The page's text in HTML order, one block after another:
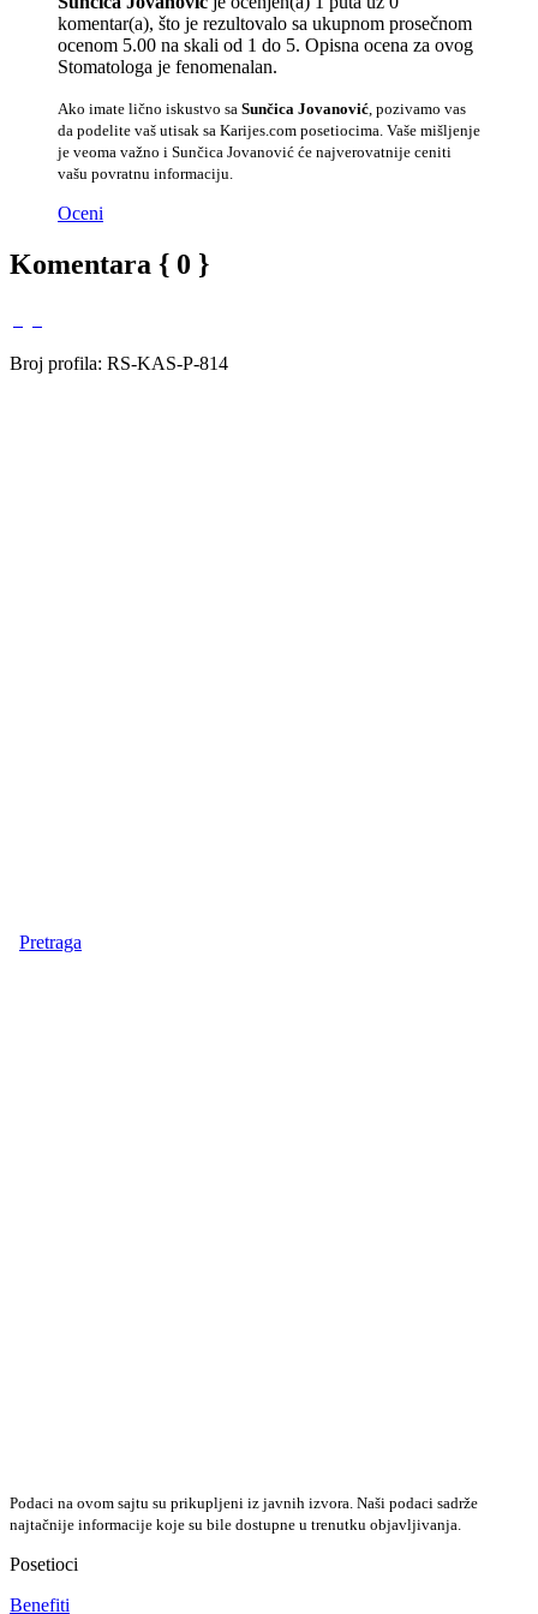
komentar(a), što je rezultovalo sa ukupnom prosečnom
ocenom 5.00 na skali od 1 do 5. Opisna ocena za ovog
Stomatologa je fenomenalan.
Ako imate lično iskustvo sa Sunčica Jovanović , pozivamo vas
da podelite vaš utisak sa Karijes.com posetiocima. Vaše mišljenje
je veoma važno i Sunčica Jovanović će najverovatnije ceniti
vašu povratnu informaciju.
Oceni
Komentara { 0 }
Broj profila: RS-KAS-P-814
Pretraga
Podaci na ovom sajtu su prikupljeni iz javnih izvora. Naši podaci sadrže
najtačnije informacije koje su bile dostupne u trenutku objavljivanja.
Posetioci
Benefiti